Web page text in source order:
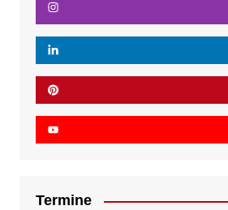
Termine